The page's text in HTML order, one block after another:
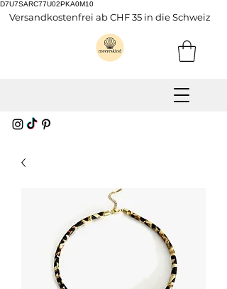
D7U7SARC77U02PKA0M10
Versandkostenfrei ab CHF 35 in die Schweiz